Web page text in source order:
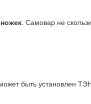
. Самовар не
быть установлен